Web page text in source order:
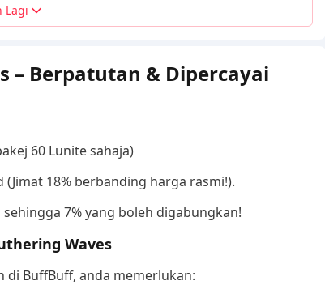
Lagi
– Berpatutan & Dipercayai
60 Lunite sahaja)
18% berbanding harga rasmi!).
7% yang boleh digabungkan!
Waves
BuffBuff, anda memerlukan: